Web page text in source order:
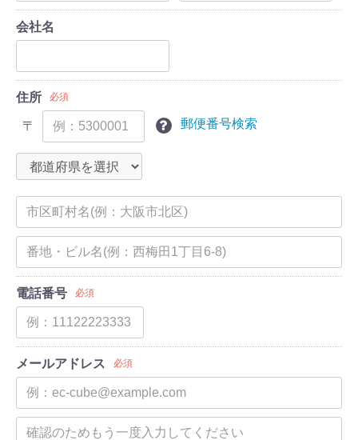
会社名
住所 必須
〒 郵便番号検索
電話番号 必須
メールアドレス 必須